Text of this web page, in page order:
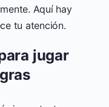
Aquí hay
tu atención.
jugar